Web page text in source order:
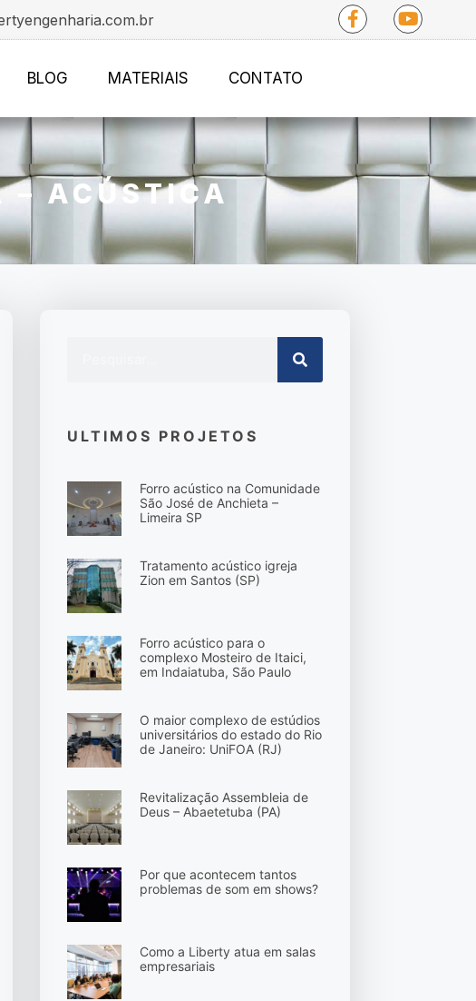
BLOG MATERIAIS CONTATO
– ACÚSTICA
ULTIMOS PROJETOS
Forro acústico na Comunidade
São José de Anchieta –
Limeira SP
Tratamento acústico igreja
Zion em Santos (SP)
Forro acústico para o
complexo Mosteiro de Itaici,
em Indaiatuba, São Paulo
O maior complexo de estúdios
universitários do estado do Rio
de Janeiro: UniFOA (RJ)
Revitalização Assembleia de
Deus – Abaetetuba (PA)
Por que acontecem tantos
problemas de som em shows?
Como a Liberty atua em salas
empresariais